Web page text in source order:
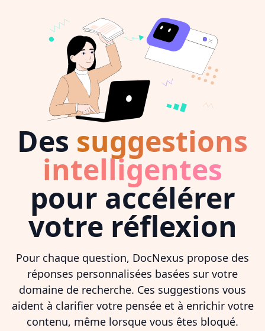
Des suggestions
intelligentes
pour accélérer
votre réflexion
Pour chaque question, DocNexus propose des
réponses personnalisées basées sur votre
domaine de recherche. Ces suggestions vous
aident à clarifier votre pensée et à enrichir votre
contenu, même lorsque vous êtes bloqué.